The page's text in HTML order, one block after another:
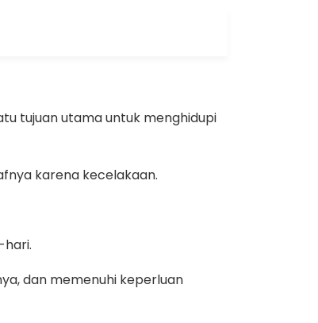
tujuan utama untuk menghidupi
karena kecelakaan.
hari.
dan memenuhi keperluan